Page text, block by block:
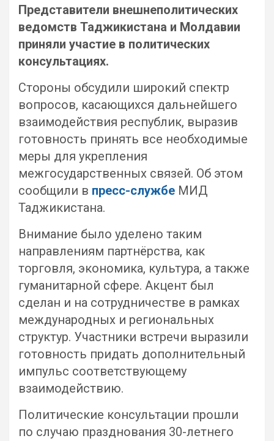
Представители внешнеполитических
ведомств Таджикистана и Молдавии
приняли участие в политических
консультациях.
Стороны обсудили широкий спектр
вопросов, касающихся дальнейшего
взаимодействия республик, выразив
готовность принять все необходимые
меры для укрепления
межгосударственных связей. Об этом
сообщили в пресс-службе МИД
Таджикистана.
Внимание было уделено таким
направлениям партнёрства, как
торговля, экономика, культура, а также
гуманитарной сфере. Акцент был
сделан и на сотрудничестве в рамках
международных и региональных
структур. Участники встречи выразили
готовность придать дополнительный
импульс соответствующему
взаимодействию.
Политические консультации прошли
по случаю празднования 30-летнего